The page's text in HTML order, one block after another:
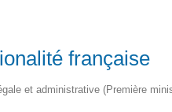
française
et administrative (Première